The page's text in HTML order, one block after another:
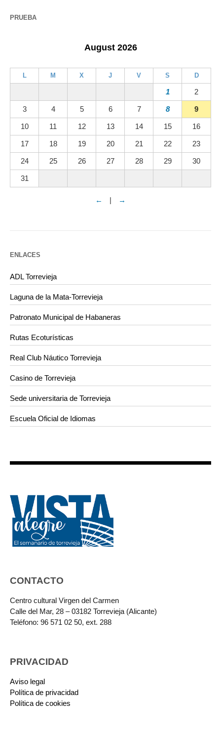
PRUEBA
August 2026
L M X J V S D
1 2
3 4 5 6 7 8 9
10 11 12 13 14 15 16
17 18 19 20 21 22 23
24 25 26 27 28 29 30
31
← | →
ENLACES
ADL Torrevieja
Laguna de la Mata-Torrevieja
Patronato Municipal de Habaneras
Rutas Ecoturísticas
Real Club Náutico Torrevieja
Casino de Torrevieja
Sede universitaria de Torrevieja
Escuela Oficial de Idiomas
CONTACTO
Centro cultural Virgen del Carmen
Calle del Mar, 28 – 03182 Torrevieja (Alicante)
Teléfono: 96 571 02 50, ext. 288
PRIVACIDAD
Aviso legal
Política de privacidad
Política de cookies